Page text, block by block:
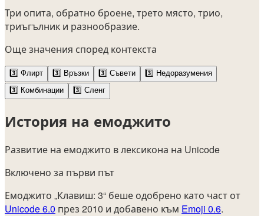
Три опита, обратно броене, трето място, трио,
триъгълник и разнообразие.
Още значения според контекста
3️⃣ Флирт 3️⃣ Връзки 3️⃣ Съвети 3️⃣ Недоразумения
3️⃣ Комбинации 3️⃣ Сленг
История на емоджито
Развитие на емоджито в лексикона на Unicode
Включено за първи път
Емоджито „Клавиш: 3“ беше одобрено като част от
Unicode 6.0 през 2010 и добавено към Emoji 0.6.